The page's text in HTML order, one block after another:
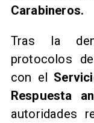
Carabineros.
Tras la
protocolos
con el
Respuesta
autoridades